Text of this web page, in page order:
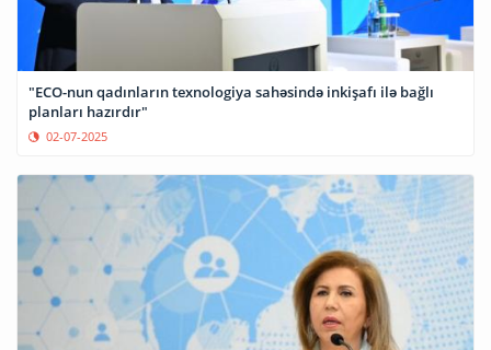
"ECO-nun qadınların texnologiya sahəsində inkişafı ilə bağlı
planları hazırdır"
02-07-2025